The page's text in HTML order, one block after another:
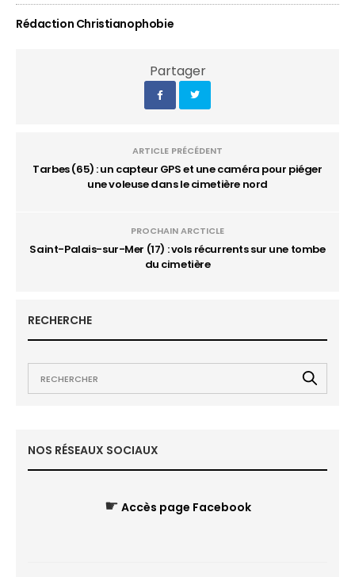
Rédaction Christianophobie
Partager
ARTICLE PRÉCÉDENT
Tarbes (65) : un capteur GPS et une caméra pour piéger
une voleuse dans le cimetière nord
PROCHAIN ARCTICLE
Saint-Palais-sur-Mer (17) : vols récurrents sur une tombe
du cimetière
RECHERCHE
NOS RÉSEAUX SOCIAUX
☛ Accès page Facebook